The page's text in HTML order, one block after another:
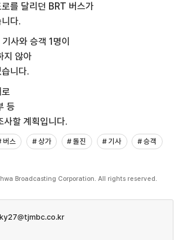
를 달리던 BRT 버스가
다.
사와 승객 1명이
지 않아
니다.
등
사할 계획입니다.
버스 # 상가 # 돌진 # 기사
# 승객
Broadcasting Corporation. All rights reserved.